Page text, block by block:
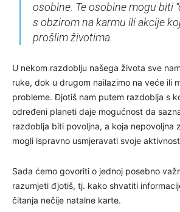
osobine. Te osobine mogu biti
s obzirom na karmu ili akcije
prošlim životima.
U nekom razdoblju našega života sve
ruke, dok u drugom nailazimo na veće ili
probleme. Đjotiš nam putem razdoblja s
određeni planeti daje mogućnost da
razdoblja biti povoljna, a koja nepovoljna
mogli ispravno usmjeravati svoje
Sada ćemo govoriti o jednoj posebno
razumjeti đjotiš, tj. kako shvatiti
čitanja nečije natalne karte.